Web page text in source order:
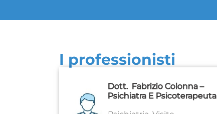
I professionisti
Dott. Fabrizio Colonna –
Psichiatra E Psicoterapeuta